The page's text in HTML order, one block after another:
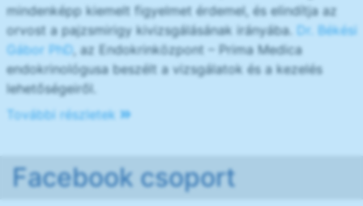
mindenképp kiemelt figyelmet érdemel, és elindítja az
orvost a pajzsmirigy kivizsgálásának irányába. Dr. Békési
Gábor PhD, az Endokrinközpont – Prima Medica
endokrinológusa beszélt a vizsgálatok és a kezelés
lehetőségeiről.
További részletek
Facebook csoport